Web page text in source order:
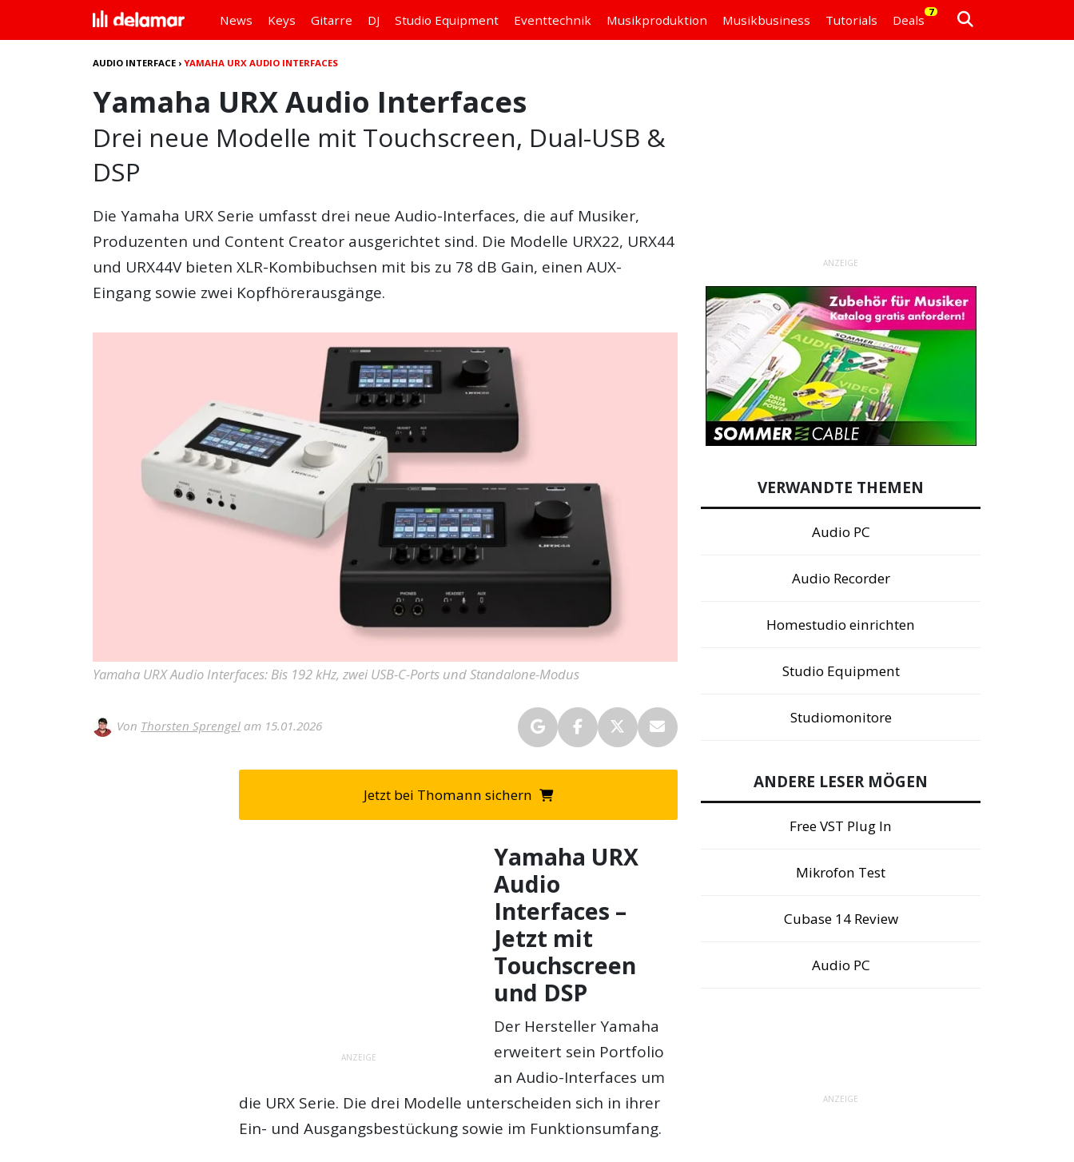
News Keys Gitarre DJ Studio Equipment Eventtechnik Musikproduktion Musikbusiness Tutorials Deals
7
AUDIO INTERFACE ›YAMAHA URX AUDIO INTERFACES
Yamaha URX Audio Interfaces
Drei neue Modelle mit Touchscreen, Dual-USB &
DSP
DieYamaha URX Serie umfasst drei neue Audio-Interfaces, die auf Musiker,
Produzenten und Content Creator ausgerichtet sind. Die Modelle URX22, URX44
und URX44V bieten XLR-Kombibuchsen mit bis zu 78 dB Gain, einen AUX-
Eingang sowie zwei Kopfhörerausgänge.
Yamaha URX Audio Interfaces: Bis 192 kHz, zwei USB-C-Ports und Standalone-Modus
Von Thorsten Sprengel am 15.01.2026
Jetzt bei Thomann sichern
ANZEIGE
Yamaha URX
Audio
Interfaces –
Jetzt mit
Touchscreen
und DSP
Der Hersteller Yamaha
erweitert sein Portfolio
an Audio-Interfaces um
die URX Serie. Die drei Modelle unterscheiden sich in ihrer
Ein- und Ausgangsbestückung sowie im Funktionsumfang.
ANZEIGE
VERWANDTE THEMEN
Audio PC
Audio Recorder
Homestudio einrichten
Studio Equipment
Studiomonitore
ANDERE LESER MÖGEN
Free VST Plug In
Mikrofon Test
Cubase 14 Review
Audio PC
ANZEIGE